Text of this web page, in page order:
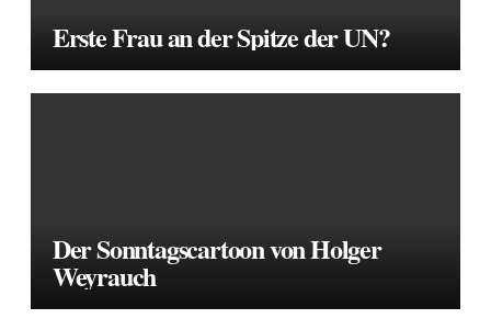
Erste Frau an der Spitze der UN?
Der Sonntagscartoon von Holger
Weyrauch